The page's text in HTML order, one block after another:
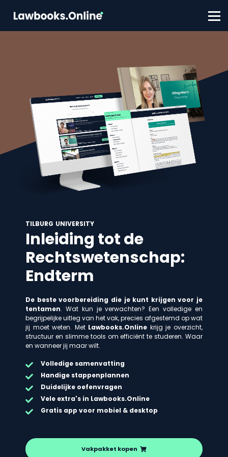
FAQ
Contact
TILBURG UNIVERSITY
Inleiding tot de
Rechtswetenschap:
Endterm
De beste voorbereiding die je kunt krijgen voor je
tentamen. Wat kun je verwachten? Een volledige en
begrijpelijke uitleg van het vak, precies afgestemd op wat
jij moet weten. Met Lawbooks.Online krijg je overzicht,
structuur en slimme tools om efficiënt te studeren. Waar
en wanneer jij maar wilt.
Volledige samenvatting
Handige stappenplannen
Duidelijke oefenvragen
Vele extra's in Lawbooks.Online
Gratis app voor mobiel & desktop
Vakpakket kopen